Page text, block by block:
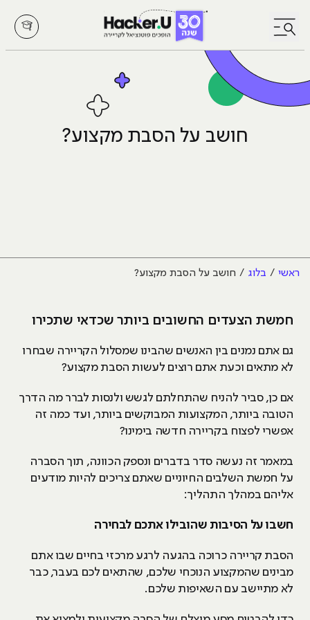
לחץ לפתיחת/סגירת תפריט
חושב על הסבת מקצוע?
ראשי בלוג חושב על הסבת מקצוע?
חמשת הצעדים החשובים ביותר שכדאי שתכירו
גם אתם נמנים בין האנשים שהבינו שמסלול הקריירה שבחרו
לא מתאים וכעת אתם רוצים לעשות הסבת מקצוע?
אם כן, סביר להניח שהתחלתם לגשש ולנסות לברר מה הדרך
הטובה ביותר, המקצועות המבוקשים ביותר, ועד כמה זה
אפשרי לפצוח בקריירה חדשה בימינו?
במאמר זה נעשה סדר בדברים ונספק הכוונה, תוך הסברה
על חמשת השלבים החיוניים שאתם צריכים להיות מודעים
אליהם במהלך התהליך:
חשבו על הסיבות שהובילו אתכם לבחירה
הסבת קריירה כרוכה בהגעה לרגע מרכזי בחיים שבו אתם
מבינים שהמקצוע הנוכחי שלכם, שהתאים לכם בעבר, כבר
לא מתיישב עם השאיפות שלכם.